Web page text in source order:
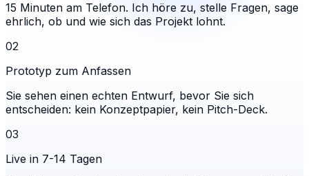
15 Minuten am Telefon. Ich höre zu, stelle Fragen, sage
ehrlich, ob und wie sich das Projekt lohnt.
02
Prototyp zum Anfassen
Sie sehen einen echten Entwurf, bevor Sie sich
entscheiden: kein Konzeptpapier, kein Pitch-Deck.
03
Live in 7-14 Tagen